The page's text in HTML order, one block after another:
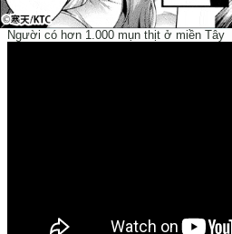
Người có hơn 1.000 mụn thịt ở miền Tây